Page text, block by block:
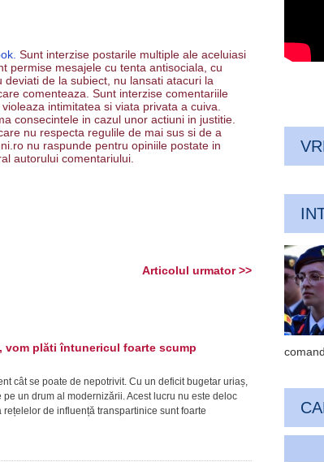
Sunt interzise postarile multiple ale aceluiasi
permise mesajele cu tenta antisociala, cu
de la subiect, nu lansati atacuri la
comenteaza. Sunt interzise comentariile
intimitatea si viata privata a cuiva.
consecintele in cazul unor actiuni in justitie.
nu respecta regulile de mai sus si de a
nu raspunde pentru opiniile postate in
autorului comentariului.
Articolul urmator >>
vom plăti întunericul foarte scump
cât se poate de nepotrivit. Cu un deficit bugetar uriaș,
un drum al modernizării. Acest lucru nu este deloc
de influență transpartinice sunt foarte